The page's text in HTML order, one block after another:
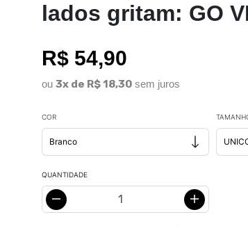
lados gritam: GO
R$ 54,90
ou 3x de R$ 18,30 sem juros
COR
QUANTIDADE